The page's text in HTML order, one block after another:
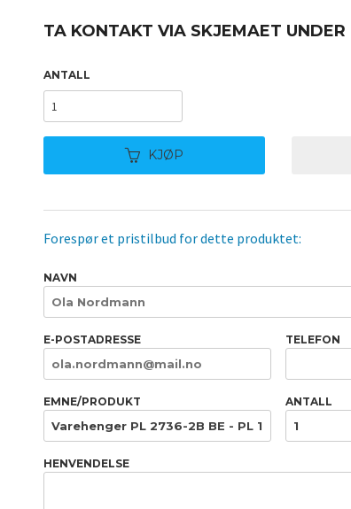
TA KONTAKT VIA SKJEMAET UNDER
ANTALL
KJØP
Forespør et pristilbud for dette produktet:
NAVN
E-POSTADRESSE TELEFON
EMNE/PRODUKT ANTALL
HENVENDELSE